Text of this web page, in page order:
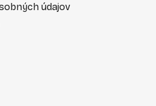
údajov